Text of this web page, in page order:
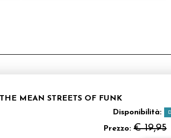
MEAN STREETS OF FUNK
Disponibilità:
Prezzo: € 19,95